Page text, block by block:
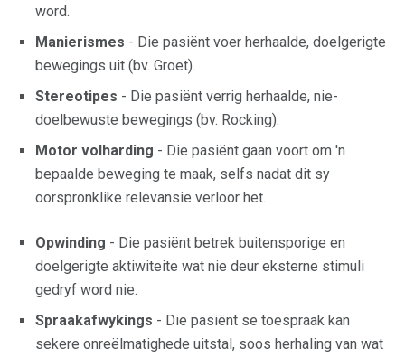
word.
Manierismes - Die pasiënt voer herhaalde, doelgerigte
bewegings uit (bv. Groet).
Stereotipes - Die pasiënt verrig herhaalde, nie-
doelbewuste bewegings (bv. Rocking).
Motor volharding - Die pasiënt gaan voort om 'n
bepaalde beweging te maak, selfs nadat dit sy
oorspronklike relevansie verloor het.
Opwinding - Die pasiënt betrek buitensporige en
doelgerigte aktiwiteite wat nie deur eksterne stimuli
gedryf word nie.
Spraakafwykings - Die pasiënt se toespraak kan
sekere onreëlmatighede uitstal, soos herhaling van wat